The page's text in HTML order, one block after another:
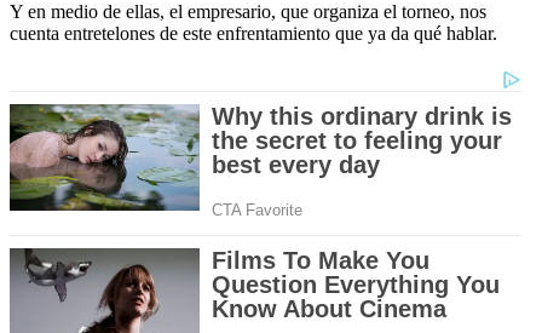
Y en medio de ellas, el empresario, que organiza el torneo, nos
cuenta entretelones de este enfrentamiento que ya da qué hablar.